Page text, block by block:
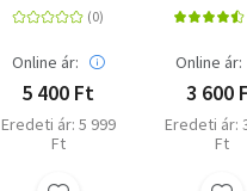
Online ár:
5 400 Ft
Eredeti ár: 5 999
Ft
Online ár:
3 600
Eredeti ár:
Ft